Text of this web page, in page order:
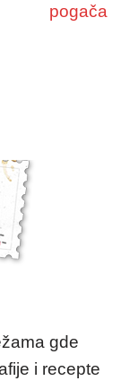
pogača
gde
i recepte